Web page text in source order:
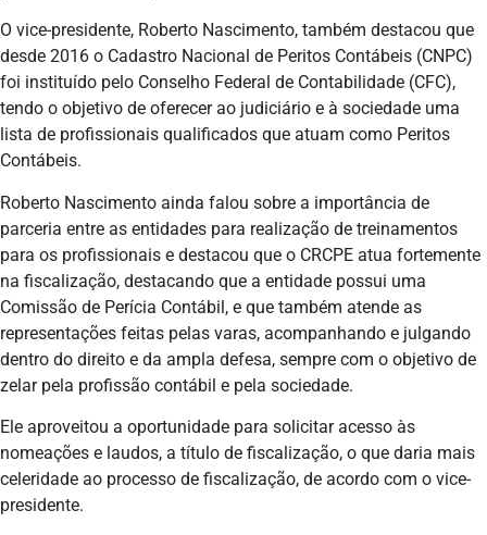
O vice-presidente, Roberto Nascimento, também destacou que
desde 2016 o Cadastro Nacional de Peritos Contábeis (CNPC)
foi instituído pelo Conselho Federal de Contabilidade (CFC),
tendo o objetivo de oferecer ao judiciário e à sociedade uma
lista de profissionais qualificados que atuam como Peritos
Contábeis.
Roberto Nascimento ainda falou sobre a importância de
parceria entre as entidades para realização de treinamentos
para os profissionais e destacou que o CRCPE atua fortemente
na fiscalização, destacando que a entidade possui uma
Comissão de Perícia Contábil, e que também atende as
representações feitas pelas varas, acompanhando e julgando
dentro do direito e da ampla defesa, sempre com o objetivo de
zelar pela profissão contábil e pela sociedade.
Ele aproveitou a oportunidade para solicitar acesso às
nomeações e laudos, a título de fiscalização, o que daria mais
celeridade ao processo de fiscalização, de acordo com o vice-
presidente.